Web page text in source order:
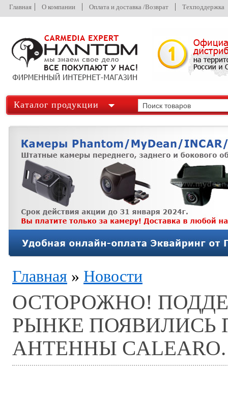
Главная О компании Оплата и доставка /Возврат Техподдержка
Каталог продукции
Главная » Новости
ОСТОРОЖНО!
РЫНКЕ ПОЯВИЛИСЬ
АНТЕННЫ CALEARO.